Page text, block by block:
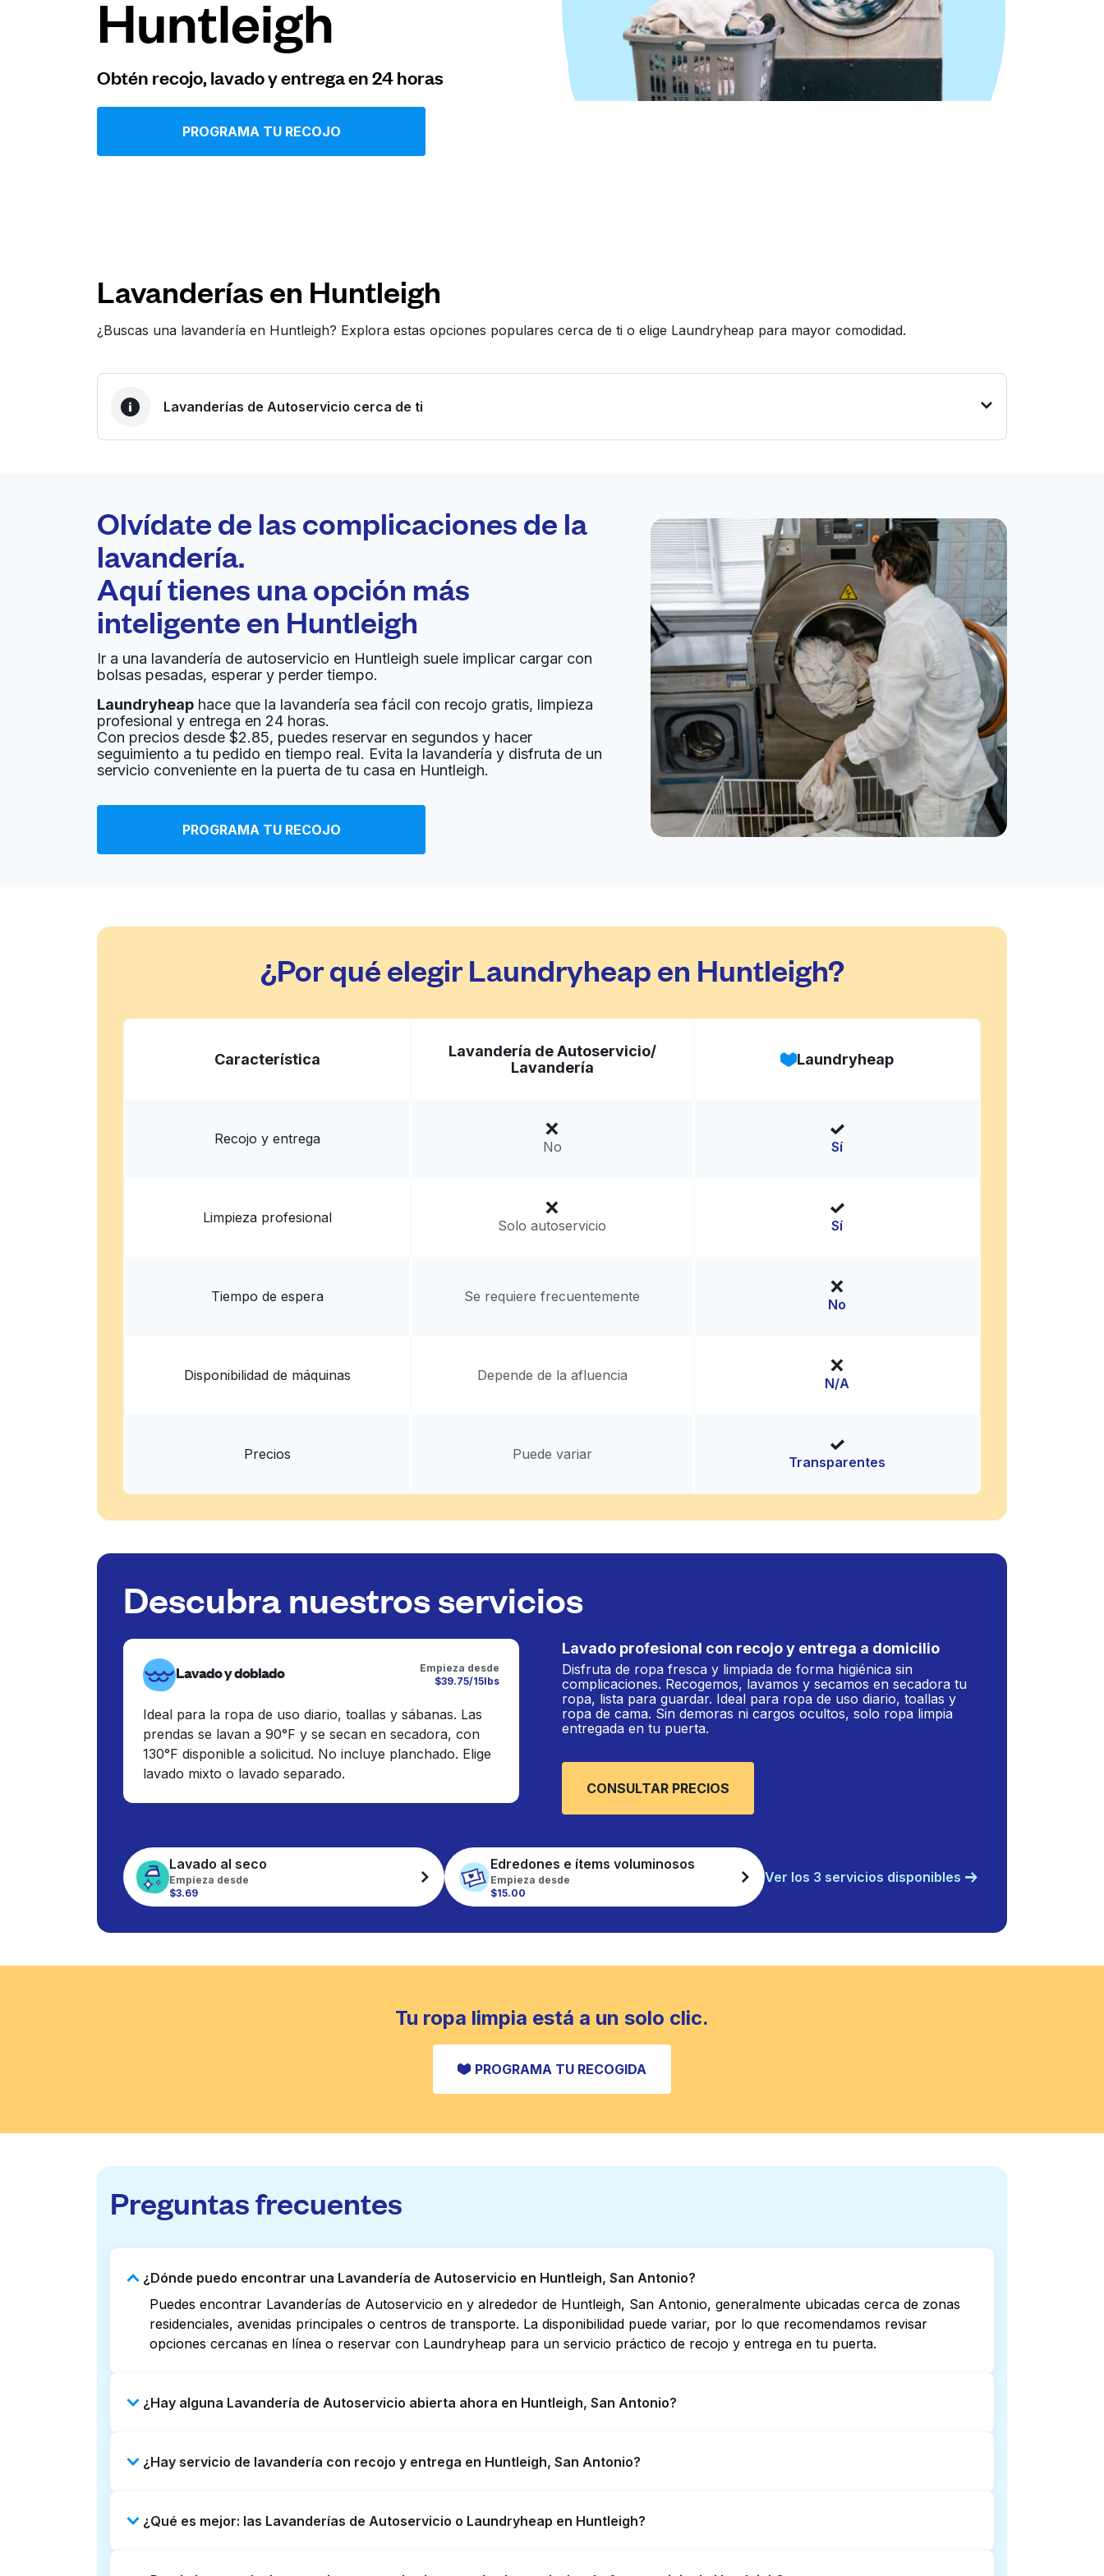
Iniciar sesión
United States ES
Huntleigh
Obtén recojo, lavado y entrega en 24 horas
PROGRAMA TU RECOJO
Lavanderías en Huntleigh
¿Buscas una lavandería en Huntleigh? Explora estas opciones populares cerca de ti o elige Laundryheap para mayor comodidad.
Lavanderías de Autoservicio cerca de ti
Recojo y entrega a en la
puerta de casa
Abierto 24/7
Kwik Wash (Operated by E-Z Wash)
1314 S WW White Rd, San Antonio, TX 78220, United States
? min
Calcular la distancia
Mostrar número
desconocido
Eastwood Cleaners & Laundry Ir al sitio web
Entrega a domicilio:
Calcular la distancia
Entrega a domicilio:desconocido
CENTRAL TEXAS LAUNDRY, LLC Ir al sitio web
Mostrar número
Olvídate de las complicaciones de la
lavandería.
Aquí tienes una opción más
inteligente en Huntleigh
Ir a una lavandería de autoservicio en Huntleigh suele implicar cargar con
bolsas pesadas, esperar y perder tiempo.
Laundryheap hace que la lavandería sea fácil con recojo gratis, limpieza
profesional y entrega en 24 horas.
Con precios desde $2.85, puedes reservar en segundos y hacer
seguimiento a tu pedido en tiempo real. Evita la lavandería y disfruta de un
servicio conveniente en la puerta de tu casa en Huntleigh.
PROGRAMA TU RECOJO
¿Por qué elegir Laundryheap en Huntleigh?
Característica
Lavandería de Autoservicio/
Lavandería
Laundryheap
Recojo y entrega No Sí
Limpieza profesional Solo autoservicio Sí
Tiempo de espera Se requiere frecuentemente No
Disponibilidad de máquinas Depende de la afluencia N/A
Precios Puede variar Transparentes
Descubra nuestros servicios
Lavado y doblado
Empieza desde
$39.75/15lbs
Ideal para la ropa de uso diario, toallas y sábanas. Las
prendas se lavan a 90°F y se secan en secadora, con
130°F disponible a solicitud. No incluye planchado. Elige
lavado mixto o lavado separado.
Lavado profesional con recojo y entrega a domicilio
Disfruta de ropa fresca y limpiada de forma higiénica sin
complicaciones. Recogemos, lavamos y secamos en secadora tu
ropa, lista para guardar. Ideal para ropa de uso diario, toallas y
ropa de cama. Sin demoras ni cargos ocultos, solo ropa limpia
entregada en tu puerta.
CONSULTAR PRECIOS
Lavado al seco
Empieza desde
$3.69
Edredones e ítems voluminosos
Empieza desde
$15.00
Ver los 3 servicios disponibles
Tu ropa limpia está a un solo clic.
PROGRAMA TU RECOGIDA
Preguntas frecuentes
¿Dónde puedo encontrar una Lavandería de Autoservicio en Huntleigh, San Antonio?
Puedes encontrar Lavanderías de Autoservicio en y alrededor de Huntleigh, San Antonio, generalmente ubicadas cerca de zonas
residenciales, avenidas principales o centros de transporte. La disponibilidad puede variar, por lo que recomendamos revisar
opciones cercanas en línea o reservar con Laundryheap para un servicio práctico de recojo y entrega en tu puerta.
¿Hay alguna Lavandería de Autoservicio abierta ahora en Huntleigh, San Antonio?
listados o mapas en línea puede ayudarte a encontrar rápidamente la ubicación abierta más cercana. Como alternativa, puedes
¿Hay servicio de lavandería con recojo y entrega en Huntleigh, San Antonio?
una opción que ahorre tiempo si prefieres no ir a una Lavandería de Autoservicio.
¿Qué es mejor: las Lavanderías de Autoservicio o Laundryheap en Huntleigh?